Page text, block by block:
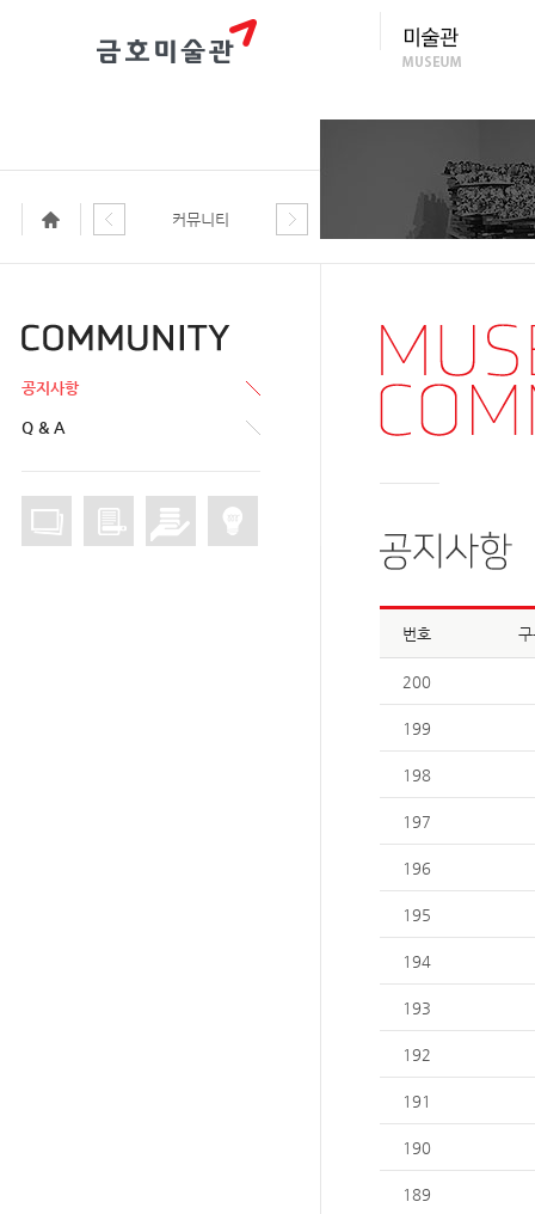
커뮤니티
공지사항
Q & A
번호
200
199
198
197
196
195
194
193
192
191
190
189